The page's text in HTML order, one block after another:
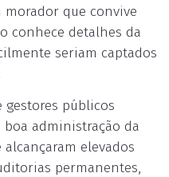
morador que convive
conhece detalhes da
seriam captados
gestores públicos
boa administração da
elevados
permanentes,